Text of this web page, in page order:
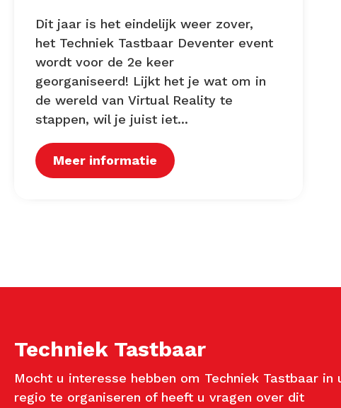
Dit jaar is het eindelijk weer zover,
het Techniek Tastbaar Deventer event
wordt voor de 2e keer
georganiseerd! Lijkt het je wat om in
de wereld van Virtual Reality te
stappen, wil je juist iet...
Meer informatie
Techniek Tastbaar
Mocht u interesse hebben om Techniek Tastbaar in
regio te organiseren of heeft u vragen over dit